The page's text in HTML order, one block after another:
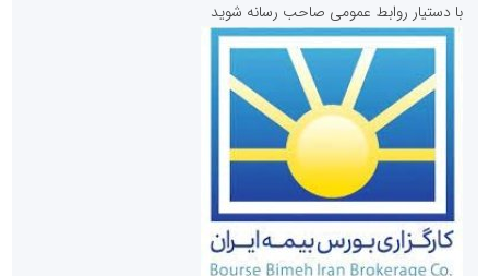
روابط عمومی خبرگزاری گزارش خبر
با دستیار روابط عمومی صاحب رسانه شوید